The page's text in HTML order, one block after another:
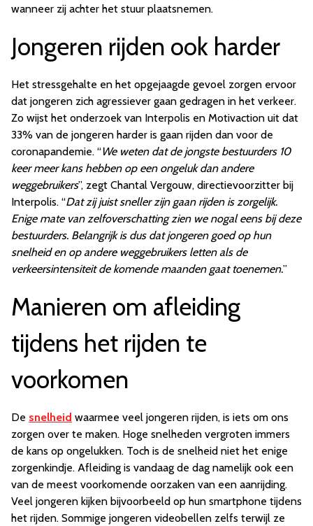
wanneer zij achter het stuur plaatsnemen.
Jongeren rijden ook harder
Het stressgehalte en het opgejaagde gevoel zorgen ervoor
dat jongeren zich agressiever gaan gedragen in het verkeer.
Zo wijst het onderzoek van Interpolis en Motivaction uit dat
33% van de jongeren harder is gaan rijden dan voor de
coronapandemie. “We weten dat de jongste bestuurders 10
keer meer kans hebben op een ongeluk dan andere
weggebruikers”, zegt Chantal Vergouw, directievoorzitter bij
Interpolis. “Dat zij juist sneller zijn gaan rijden is zorgelijk.
Enige mate van zelfoverschatting zien we nogal eens bij deze
bestuurders. Belangrijk is dus dat jongeren goed op hun
snelheid en op andere weggebruikers letten als de
verkeersintensiteit de komende maanden gaat toenemen.”
Manieren om afleiding
tijdens het rijden te
voorkomen
De snelheid waarmee veel jongeren rijden, is iets om ons
zorgen over te maken. Hoge snelheden vergroten immers
de kans op ongelukken. Toch is de snelheid niet het enige
zorgenkindje. Afleiding is vandaag de dag namelijk ook een
van de meest voorkomende oorzaken van een aanrijding.
Veel jongeren kijken bijvoorbeeld op hun smartphone tijdens
het rijden. Sommige jongeren videobellen zelfs terwijl ze